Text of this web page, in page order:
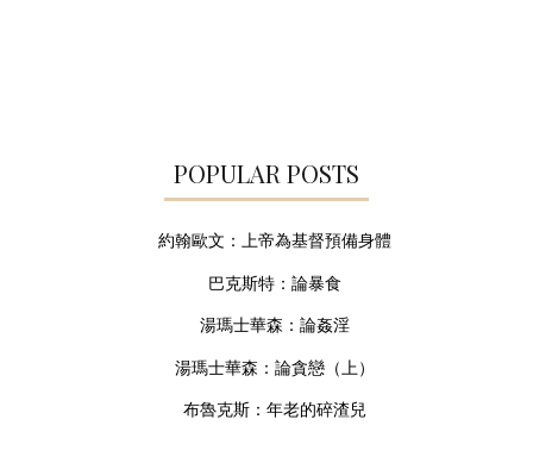
POPULAR POSTS
約翰歐文：上帝為基督預備身體
巴克斯特：論暴食
湯瑪士華森：論姦淫
湯瑪士華森：論貪戀（上）
布魯克斯：年老的碎渣兒